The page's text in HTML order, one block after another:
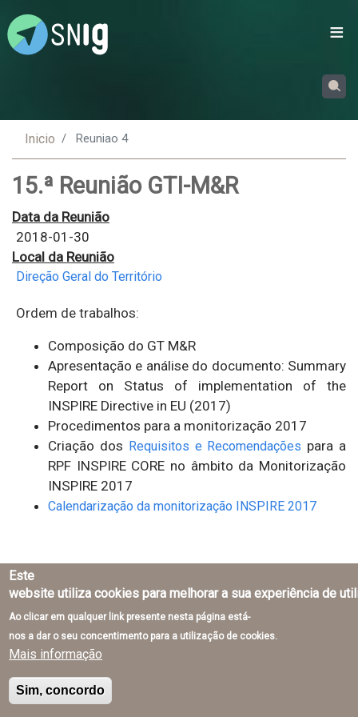
Inicio Reuniao 4
15.ª Reunião GTI-M&R
Data da Reunião
2018-01-30
Local da Reunião
Direção Geral do Território
Ordem de trabalhos:
Composição do GT M&R
Apresentação e análise do documento: Summary
Report on Status of implementation of the
INSPIRE Directive in EU (2017)
Procedimentos para a monitorização 2017
Criação dos Requisitos e Recomendações para a
RPF INSPIRE CORE no âmbito da Monitorização
INSPIRE 2017
Calendarização da monitorização INSPIRE 2017
Direção-Geral do Território © 2026
Este
website utiliza cookies para melhorar a sua experiência de
Ao clicar em qualquer link presente nesta página está-
nos a dar o seu concentimento para a utilização de cookies.
Mais informação
Sim, concordo